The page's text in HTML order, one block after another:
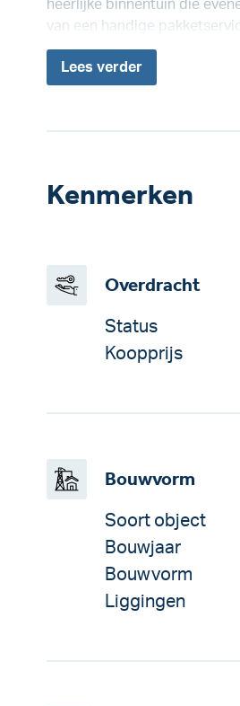
heerlijke binnentuin die
van een handige
Lees verder
Kenmerken
Overdracht
Status
Koopprijs
Bouwvorm
Soort object
Bouwjaar
Bouwvorm
Liggingen